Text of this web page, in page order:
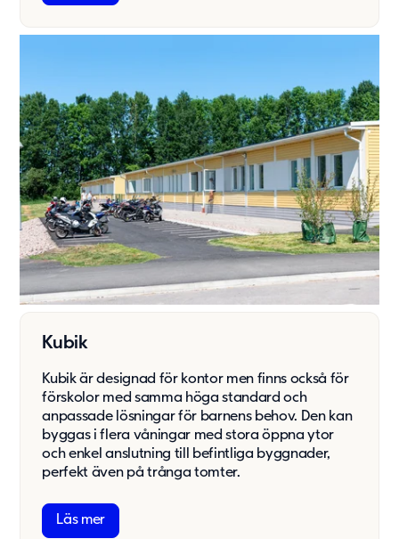
Kubik
Kubik är designad för kontor men finns också för
förskolor med samma höga standard och
anpassade lösningar för barnens behov. Den kan
byggas i flera våningar med stora öppna ytor
och enkel anslutning till befintliga byggnader,
perfekt även på trånga tomter.
Läs mer